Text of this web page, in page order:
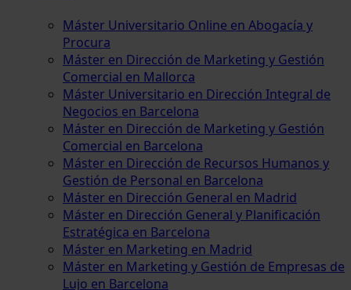
Máster Universitario Online en Abogacía y
Procura
Máster en Dirección de Marketing y Gestión
Comercial en Mallorca
Máster Universitario en Dirección Integral de
Negocios en Barcelona
Máster en Dirección de Marketing y Gestión
Comercial en Barcelona
Máster en Dirección de Recursos Humanos y
Gestión de Personal en Barcelona
Máster en Dirección General en Madrid
Máster en Dirección General y Planificación
Estratégica en Barcelona
Máster en Marketing en Madrid
Máster en Marketing y Gestión de Empresas de
Lujo en Barcelona